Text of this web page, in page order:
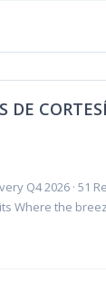
DE
Q4 2026 · 51
Where the